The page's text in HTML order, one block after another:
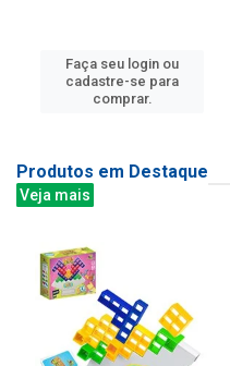
Faça seu login ou
cadastre-se para
comprar.
Produtos em Destaque
Veja mais